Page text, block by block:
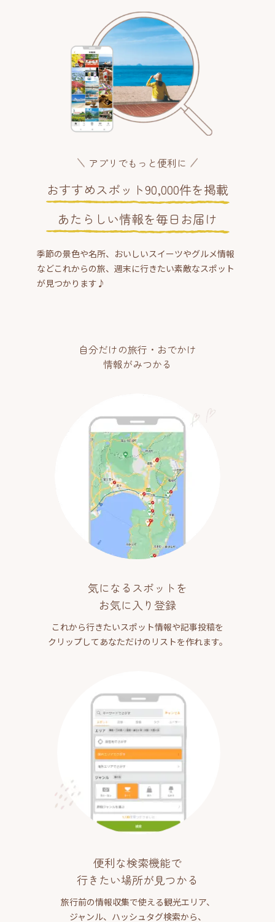
アプリでもっと便利に
おすすめスポット90,000件を掲載
あたらしい情報を毎日お届け
季節の景色や名所、おいしいスイーツやグルメ情報
などこれからの旅、週末に行きたい素敵なスポット
が見つかります♪
自分だけの旅行・おでかけ
情報がみつかる
気になるスポットを
お気に入り登録
これから行きたいスポット情報や記事投稿を
クリップしてあなただけのリストを作れます。
便利な検索機能で
行きたい場所が見つかる
旅行前の情報収集で使える観光エリア、
ジャンル、ハッシュタグ検索から、